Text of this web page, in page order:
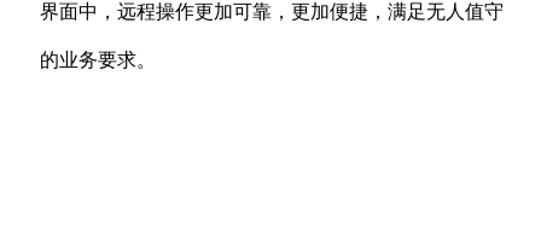
界面中，远程操作更加可靠，更加便捷，满足无人值守
的业务要求。